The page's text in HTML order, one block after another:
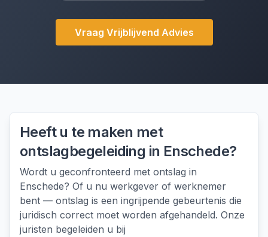
Vraag Vrijblijvend Advies
Heeft u te maken met
ontslagbegeleiding in Enschede?
Wordt u geconfronteerd met ontslag in
Enschede? Of u nu werkgever of werknemer
bent — ontslag is een ingrijpende gebeurtenis die
juridisch correct moet worden afgehandeld. Onze
juristen begeleiden u bij